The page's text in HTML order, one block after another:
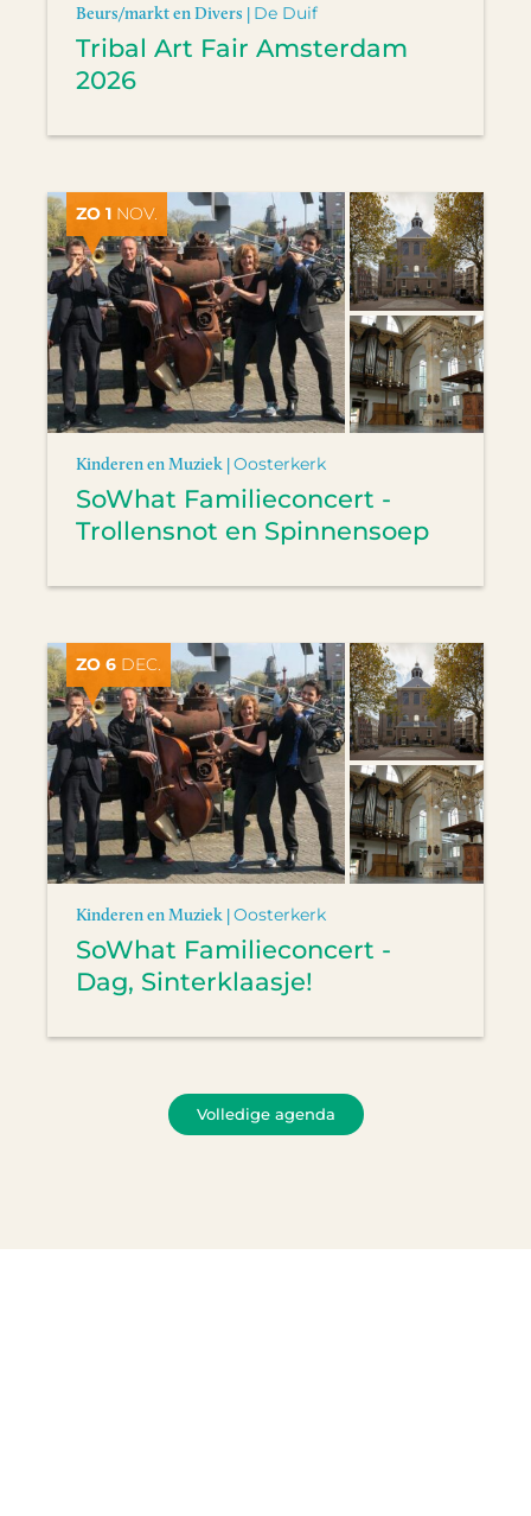
Beurs/markt en Divers | De Duif
Tribal Art Fair Amsterdam
2026
ZO 1 NOV.
Kinderen en Muziek |Oosterkerk
SoWhat Familieconcert -
Trollensnot en Spinnensoep
ZO 6 DEC.
Kinderen en Muziek |Oosterkerk
SoWhat Familieconcert -
Dag, Sinterklaasje!
Volledige agenda